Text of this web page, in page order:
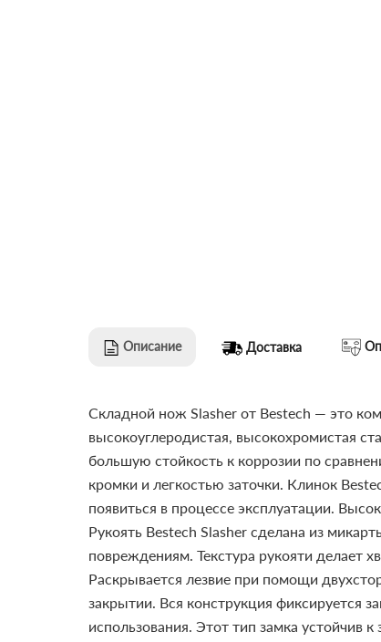
Описание Доставка
Складной нож Slasher от Bestech — это
высокоуглеродистая, высокохромистая
большую стойкость к коррозии по
кромки и легкостью заточки. Клинок
появиться в процессе эксплуатации.
Рукоять Bestech Slasher сделана из
повреждениям. Текстура рукояти делает
Раскрывается лезвие при помощи
закрытии. Вся конструкция фиксируется
использования. Этот тип замка устойчив